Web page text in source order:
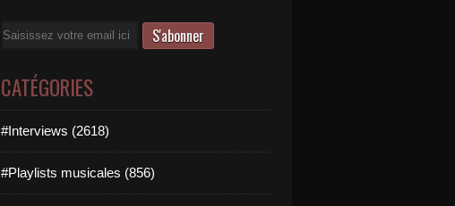
Email
CATÉGORIES
#Interviews (2618)
#Playlists musicales (856)